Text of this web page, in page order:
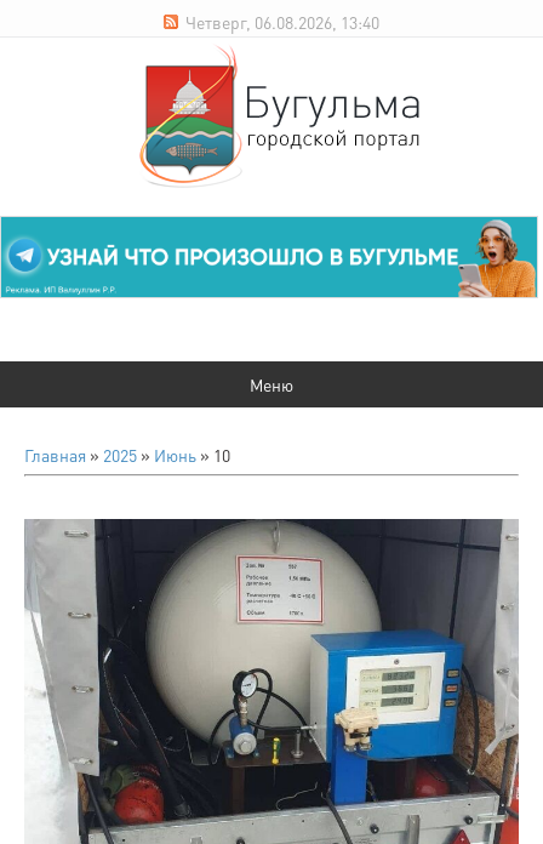
Четверг, 06.08.2026, 13:40
Главная » 2025 » Июнь » 10